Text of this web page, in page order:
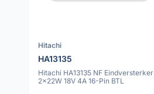
Hitachi
HA13135
Hitachi HA13135 NF Eindversterker
2x22W 18V 4A 16-Pin BTL